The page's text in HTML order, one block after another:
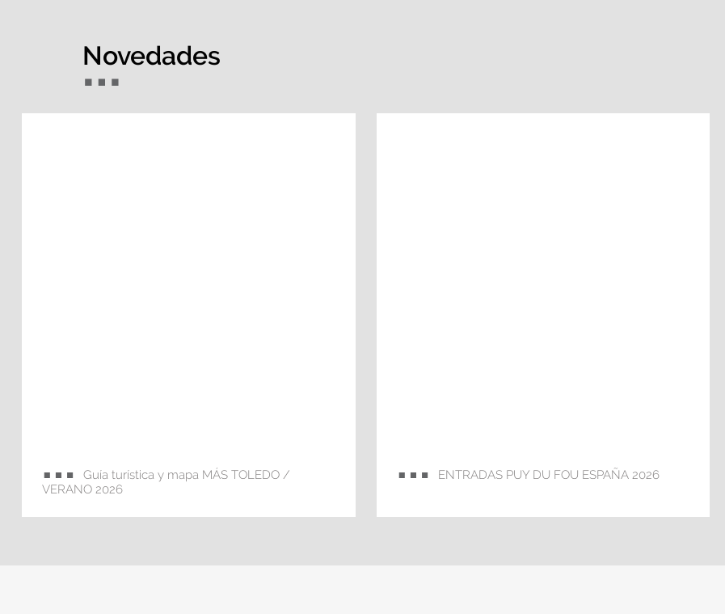
Novedades
Guía turística y mapa MÁS TOLEDO /
VERANO 2026
ENTRADAS PUY DU FOU ESPAÑA 2026